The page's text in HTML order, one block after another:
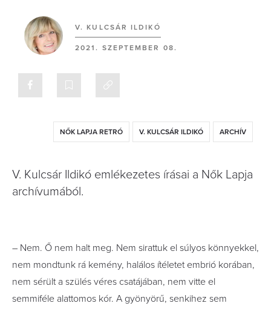
V. KULCSÁR ILDIKÓ
2021. SZEPTEMBER 08.
NŐK LAPJA RETRÓ V. KULCSÁR ILDIKÓ ARCHÍV
V. Kulcsár Ildikó emlékezetes írásai a Nők Lapja
archívumából.
– Nem. Ő nem halt meg. Nem sirattuk el súlyos könnyekkel,
nem mondtunk rá kemény, halálos ítéletet embrió korában,
nem sérült a szülés véres csatájában, nem vitte el
semmiféle alattomos kór. A gyönyörű, senkihez sem